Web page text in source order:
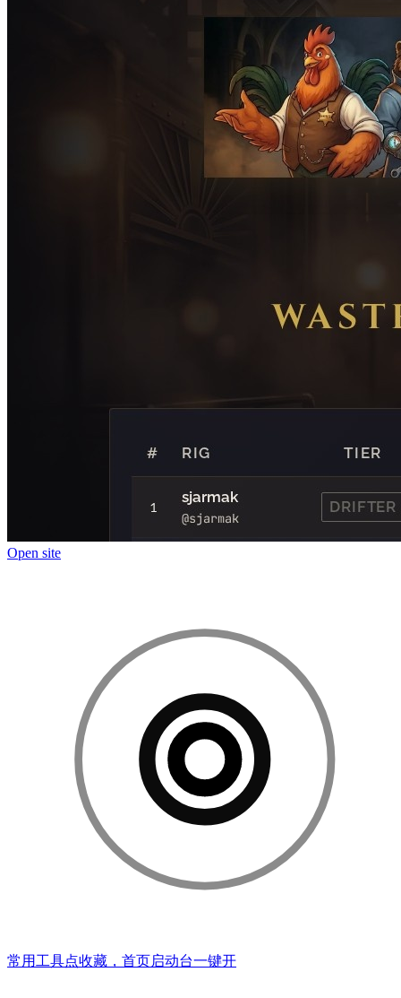
Open site
常用工具点收藏，首页启动台一键开